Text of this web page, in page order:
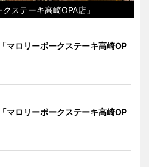
ステーキ高崎OPA店」
マロリーポークステーキ高崎OP
マロリーポークステーキ高崎OP